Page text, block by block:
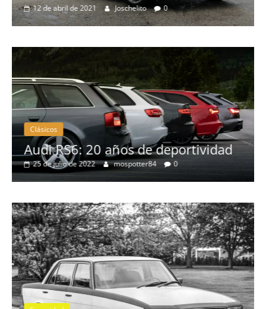
Pruebas
Joschelito
28 de junio de 2022 mospotter84 0